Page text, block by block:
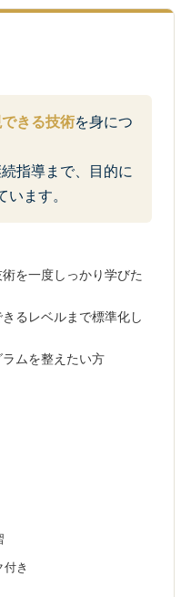
きる技術を身につ
指導まで、目的に
ます。
を一度しっかり学びた
るレベルまで標準化し
ムを整えたい方
き